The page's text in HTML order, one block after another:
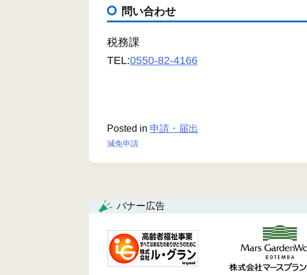
問い合わせ
税務課
TEL:0550-82-4166
Posted in 申請・届出
ナ
ゲ
減免申請
バナー広告